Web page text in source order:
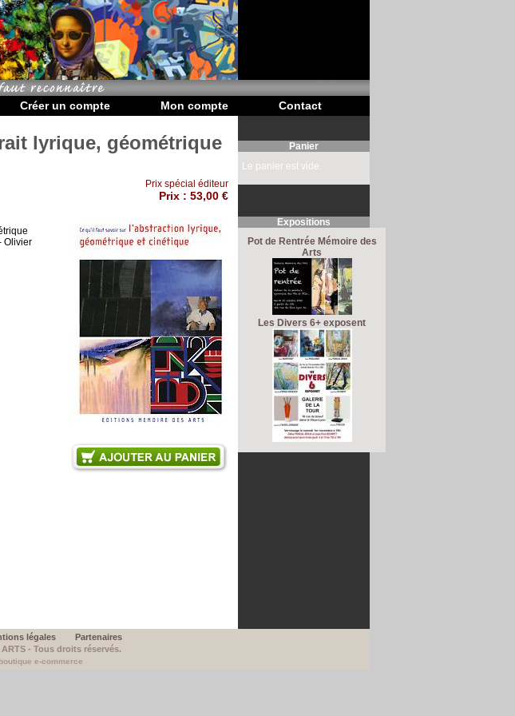
Créer un compte Mon compte Contact
lyrique, géométrique
Olivier
Prix spécial éditeur
Prix : 53,00 €
Panier
Le panier est vide.
Expositions
Pot de Rentrée Mémoire des
Arts
Les Divers 6+ exposent
légales
Partenaires
- Tous droits réservés.
e-commerce